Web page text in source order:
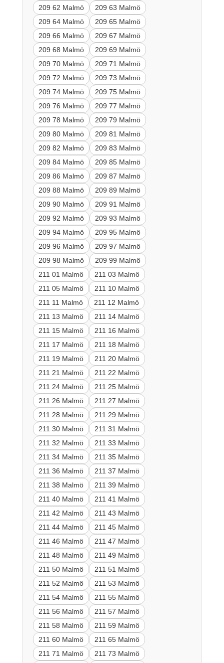
209 62 Malmö
209 63 Malmö
209 64 Malmö
209 65 Malmö
209 66 Malmö
209 67 Malmö
209 68 Malmö
209 69 Malmö
209 70 Malmö
209 71 Malmö
209 72 Malmö
209 73 Malmö
209 74 Malmö
209 75 Malmö
209 76 Malmö
209 77 Malmö
209 78 Malmö
209 79 Malmö
209 80 Malmö
209 81 Malmö
209 82 Malmö
209 83 Malmö
209 84 Malmö
209 85 Malmö
209 86 Malmö
209 87 Malmö
209 88 Malmö
209 89 Malmö
209 90 Malmö
209 91 Malmö
209 92 Malmö
209 93 Malmö
209 94 Malmö
209 95 Malmö
209 96 Malmö
209 97 Malmö
209 98 Malmö
209 99 Malmö
211 01 Malmö
211 03 Malmö
211 05 Malmö
211 10 Malmö
211 11 Malmö
211 12 Malmö
211 13 Malmö
211 14 Malmö
211 15 Malmö
211 16 Malmö
211 17 Malmö
211 18 Malmö
211 19 Malmö
211 20 Malmö
211 21 Malmö
211 22 Malmö
211 24 Malmö
211 25 Malmö
211 26 Malmö
211 27 Malmö
211 28 Malmö
211 29 Malmö
211 30 Malmö
211 31 Malmö
211 32 Malmö
211 33 Malmö
211 34 Malmö
211 35 Malmö
211 36 Malmö
211 37 Malmö
211 38 Malmö
211 39 Malmö
211 40 Malmö
211 41 Malmö
211 42 Malmö
211 43 Malmö
211 44 Malmö
211 45 Malmö
211 46 Malmö
211 47 Malmö
211 48 Malmö
211 49 Malmö
211 50 Malmö
211 51 Malmö
211 52 Malmö
211 53 Malmö
211 54 Malmö
211 55 Malmö
211 56 Malmö
211 57 Malmö
211 58 Malmö
211 59 Malmö
211 60 Malmö
211 65 Malmö
211 71 Malmö
211 73 Malmö